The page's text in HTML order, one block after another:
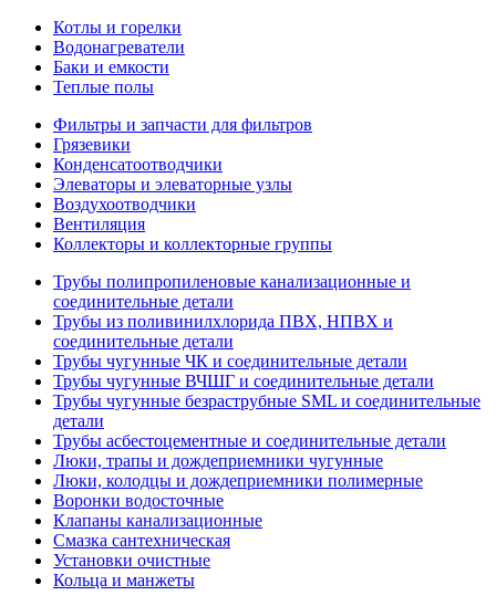
Котлы и горелки
Водонагреватели
Баки и емкости
Теплые полы
Фильтры и запчасти для фильтров
Грязевики
Конденсатоотводчики
Элеваторы и элеваторные узлы
Воздухоотводчики
Вентиляция
Коллекторы и коллекторные группы
Трубы полипропиленовые канализационные и
соединительные детали
Трубы из поливинилхлорида ПВХ, НПВХ и
соединительные детали
Трубы чугунные ЧК и соединительные детали
Трубы чугунные ВЧШГ и соединительные детали
Трубы чугунные безраструбные SML и соединительные
детали
Трубы асбестоцементные и соединительные детали
Люки, трапы и дождеприемники чугунные
Люки, колодцы и дождеприемники полимерные
Воронки водосточные
Клапаны канализационные
Смазка сантехническая
Установки очистные
Кольца и манжеты